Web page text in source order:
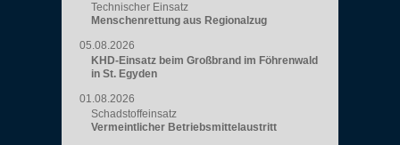
Technischer Einsatz
Menschenrettung aus Regionalzug
05.08.2026
KHD-Einsatz beim Großbrand im Föhrenwald
in St. Egyden
01.08.2026
Schadstoffeinsatz
Vermeintlicher Betriebsmittelaustritt